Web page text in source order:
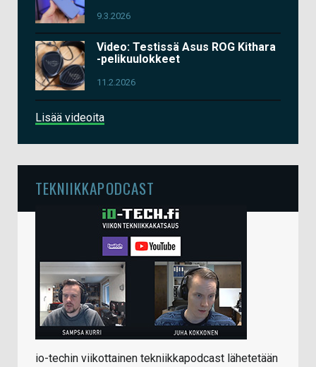
9.3.2026
Video: Testissä Asus ROG Kithara
-pelikuulokkeet
11.2.2026
Lisää videoita
TEKNIIKKAPODCAST
io-techin viikottainen tekniikkapodcast lähetetään